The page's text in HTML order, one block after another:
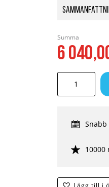
Lägg till i
Snabb
10000
Summa
6